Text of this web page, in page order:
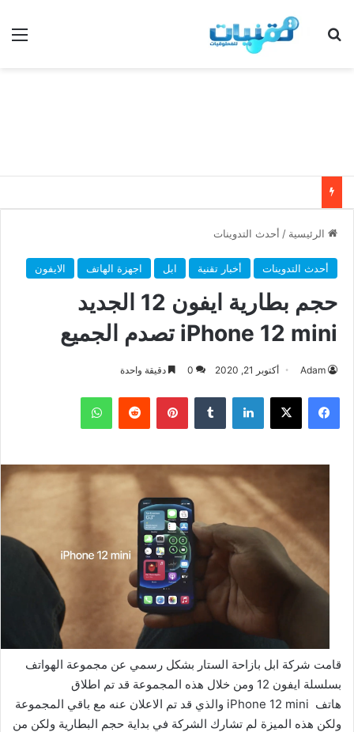
بحث عن
الرئيسية / أحدث التدوينات
أحدث التدوينات أخبار تقنية ابل اجهزة الهاتف الايفون
حجم بطارية ايفون 12 الجديد
iPhone 12 mini تصدم الجميع
Adam أكتوبر 21, 2020 0 دقيقة واحدة
فيسبوك ‫X لينكدإن بينتيريست واتساب
قامت شركة ابل بازاحة الستار بشكل رسمي عن مجموعة الهواتف
بسلسلة ايفون 12 ومن خلال هذه المجموعة قد تم اطلاق
هاتف iPhone 12 mini والذي قد تم الاعلان عنه مع باقي المجموعة
ولكن هذه الميزة لم تشارك الشركة في بداية حجم البطارية ولكن من